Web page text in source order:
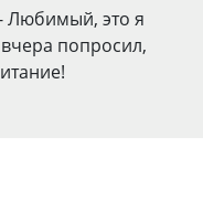
Любимый, это я
попросил,